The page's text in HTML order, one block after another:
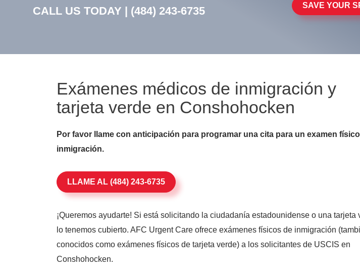
CALL US TODAY | (484) 243-6735 SAVE YOUR
Exámenes médicos de inmigración y
tarjeta verde en Conshohocken
Por favor llame con anticipación para programar una cita para un examen
inmigración.
LLAME AL (484) 243-6735
¡Queremos ayudarte! Si está solicitando la ciudadanía estadounidense o una tarjeta
lo tenemos cubierto. AFC Urgent Care ofrece exámenes físicos de inmigración
conocidos como exámenes físicos de tarjeta verde) a los solicitantes de USCIS en
Conshohocken.